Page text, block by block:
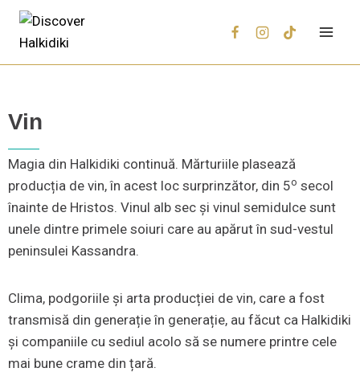
Vin
Magia din Halkidiki continuă. Mărturiile plasează
producția de vin, în acest loc surprinzător, din 5ο secol
înainte de Hristos. Vinul alb sec și vinul semidulce sunt
unele dintre primele soiuri care au apărut în sud-vestul
peninsulei Kassandra.
Clima, podgoriile și arta producției de vin, care a fost
transmisă din generație în generație, au făcut ca Halkidiki
și companiile cu sediul acolo să se numere printre cele
mai bune crame din țară.